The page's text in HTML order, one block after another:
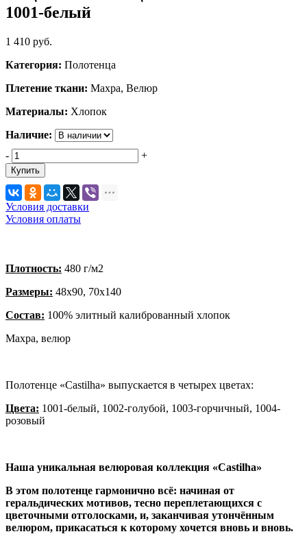
1001-белый
1 410 руб.
Категория: Полотенца
Плетение ткани: Махра, Велюр
Материалы: Хлопок
Наличие:
-
+
Купить
Условия доставки
Условия оплаты
Плотность: 480 г/м2
Размеры: 48х90, 70х140
Состав: 100% элитный калиброванный хлопок
Махра, велюр
Полотенце «Castilha» выпускается в четырех цветах:
Цвета: 1001-белый, 1002-голубой, 1003-горчичный, 1004-
розовый
Наша уникальная велюровая коллекция «Castilha»
В этом полотенце гармонично всё: начиная от
геральдических мотивов, тесно переплетающихся с
цветочными отголосками, и, заканчивая утончённым
велюром, прикасаться к которому хочется вновь и вновь.